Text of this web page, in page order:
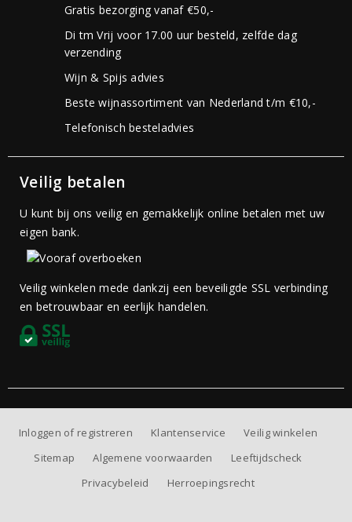
Gratis bezorging vanaf €50,-
Di tm Vrij voor 17.00 uur besteld, zelfde dag
verzending
Wijn & Spijs advies
Beste wijnassortiment van Nederland t/m €10,-
Telefonisch besteladvies
Veilig betalen
U kunt bij ons veilig en gemakkelijk online betalen met uw
eigen bank.
Veilig winkelen mede dankzij een beveiligde SSL verbinding
en betrouwbaar en eerlijk handelen.
Inloggen of registreren Klantenservice
Veilig winkelen
Sitemap
Algemene voorwaarden
Leeftijdscheck
Privacybeleid
Herroepingsrecht